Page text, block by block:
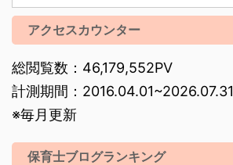
アクセスカウンター
総閲覧数：46,179,552PV
計測期間：2016.04.01~2026.07.31
※毎月更新
保育士ブログランキング